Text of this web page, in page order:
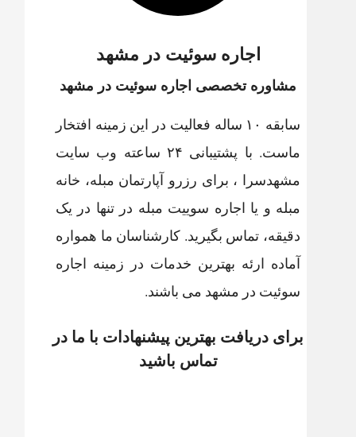
اجاره سوئیت در مشهد
مشاوره تخصصی اجاره سوئیت در مشهد
سابقه ۱۰ ساله فعالیت در این زمینه افتخار
ماست. با پشتیبانی ۲۴ ساعته وب سایت
مشهدسرا ، برای رزرو آپارتمان مبله، خانه
مبله و یا اجاره سوییت مبله در تنها در یک
دقیقه، تماس بگیرید. کارشناسان ما همواره
آماده ارئه بهترین خدمات در زمینه اجاره
سوئیت در مشهد می باشند.
برای دریافت بهترین پیشنهادات با ما در
تماس باشید